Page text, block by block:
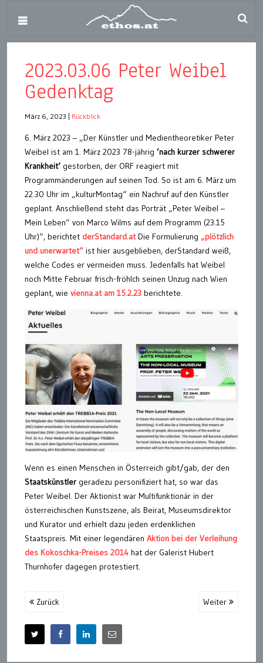
2023.03.06 Peter Weibel
Gedenktag
März 6, 2023 Rückblick
6. März 2023 – „Der Künstler und Medientheoretiker Peter
Weibel ist am 1. März 2023 78-jährig ’nach kurzer schwerer
Krankheit‘ gestorben, der ORF reagiert mit
Programmänderungen auf seinen Tod. So ist am 6. März um
22.30 Uhr im „kulturMontag“ ein Nachruf auf den Künstler
geplant. Anschließend steht das Porträt „Peter Weibel –
Mein Leben“ von Marco Wilms auf dem Programm (23.15
Uhr)“, berichtet derStandard.atDie Formulierung „plötzlich
und unerwartet“ ist hier ausgeblieben, derStandard weiß,
welche Codes er vermeiden muss. Jedenfalls hat Weibel
noch Mitte Februar frisch-fröhlch seinen Unzug nach Wien
geplant, wie vienna.at am 15.2.23 berichtete.
Wenn es einen Menschen in Österreich gibt/gab, der den
Staatskünstler geradezu personifiziert hat, so war das
Peter Weibel. Der Aktionist war Multifunktionär in der
österreichischen Kunstszene, als Beirat, Museumsdirektor
und Kurator und erhielt dazu jeden erdenklichen
Staatspreis. Mit einer legendären Aktion bei der Verleihung
des Kokoschka-Preises 2014 hat der Galerist Hubert
Thurnhofer dagegen protestiert.
Zurück Weiter